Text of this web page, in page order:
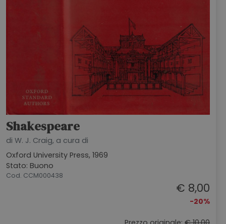
Shakespeare
di W. J. Craig, a cura di
Oxford University Press, 1969
Stato: Buono
Cod. CCM000438
€ 8,00
-20%